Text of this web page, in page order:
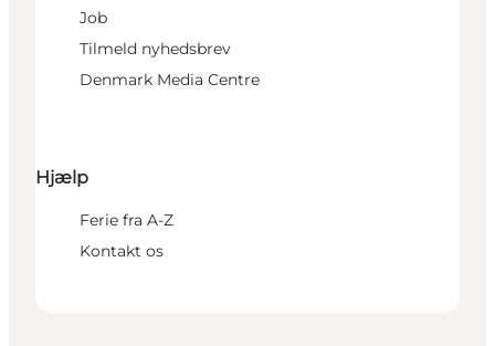
Job
Tilmeld nyhedsbrev
Denmark Media Centre
Hjælp
Ferie fra A-Z
Kontakt os